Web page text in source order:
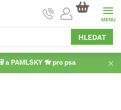
HLEDAT
NÁKUPNÍ
KOŠÍK
a PAMLSKY 🦮 pro psa